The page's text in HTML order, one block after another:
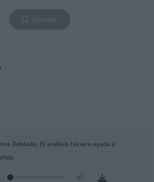
Doblado: El análisis técnico ayuda a